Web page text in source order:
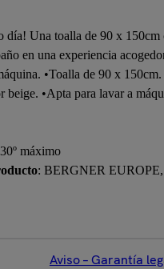
día! Una toalla de 90 x
en una experiencia
•Toalla de 90 x
•Apta para lavar a
máximo
: BERGNER EUROPE,
Aviso – Garantía